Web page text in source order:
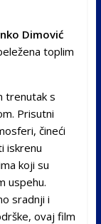
Dimović
toplim
trenutak s
Prisutni
čineći
iskrenu
koji su
uspehu.
sradnji i
ovaj film